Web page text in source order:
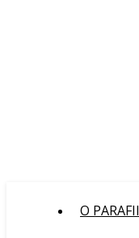
O PARAFII